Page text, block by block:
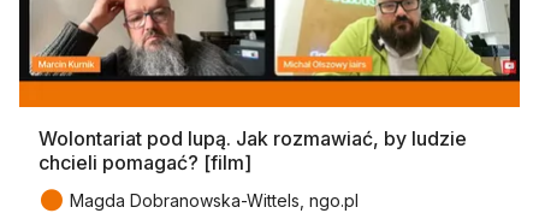
Wolontariat pod lupą. Jak rozmawiać, by ludzie
chcieli pomagać? [film]
● Magda Dobranowska-Wittels, ngo.pl